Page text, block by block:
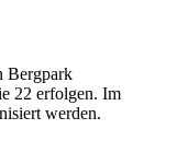
Bergpark
22 erfolgen. Im
werden.